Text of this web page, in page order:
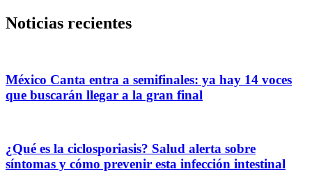
Noticias recientes
México Canta entra a semifinales: ya hay 14 voces
que buscarán llegar a la gran final
¿Qué es la ciclosporiasis? Salud alerta sobre
síntomas y cómo prevenir esta infección intestinal